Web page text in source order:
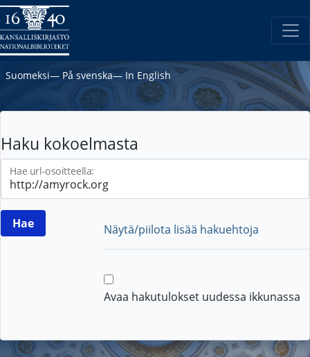
Suomeksi― På svenska― In English
Haku kokoelmasta
Hae url-osoitteella:
Näytä/piilota lisää hakuehtoja
Avaa hakutulokset uudessa ikkunassa